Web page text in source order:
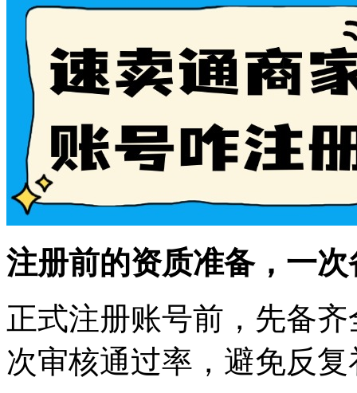
注册前的资质准备，一
正式注册账号前，先备
次审核通过率，避免反